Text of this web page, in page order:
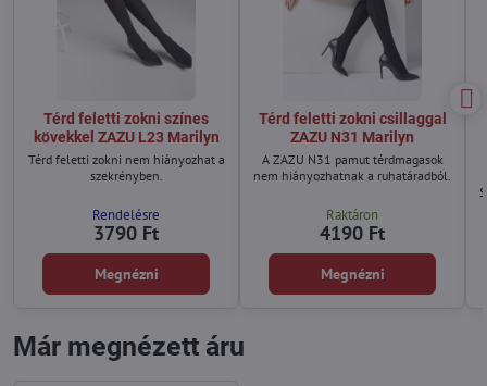
Térd feletti zokni színes
kövekkel ZAZU L23 Marilyn
Térd feletti zokni nem hiányozhat a
szekrényben.
Rendelésre
3790 Ft
Megnézni
Térd feletti zokni csillaggal
ZAZU N31 Marilyn
A ZAZU N31 pamut térdmagasok
nem hiányozhatnak a ruhatáradból.
Raktáron
4190 Ft
Megnézni
Már megnézett áru